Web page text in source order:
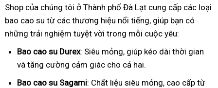
Shop của chúng tôi ở Thành phố Đà Lạt cung cấp các loại
bao cao su từ các thương hiệu nổi tiếng, giúp bạn có
những trải nghiệm tuyệt vời trong mỗi cuộc yêu:
Bao cao su Durex: Siêu mỏng, giúp kéo dài thời gian
và tăng cường cảm giác cho cả hai.
Bao cao su Sagami: Chất liệu siêu mỏng, cao cấp từ